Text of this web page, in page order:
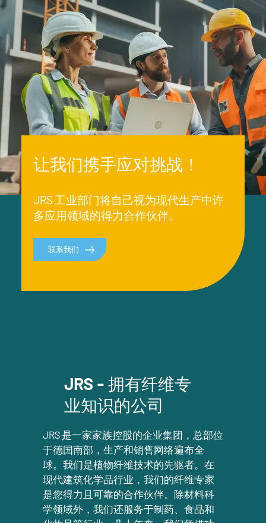
让我们携手应对挑战！
JRS 工业部门将自己视为现代生产中许
多应用领域的得力合作伙伴。
联系我们
JRS - 拥有纤维专
业知识的公司
JRS 是一家家族控股的企业集团，总部位
于德国南部，生产和销售网络遍布全
球。我们是植物纤维技术的先驱者。在
现代建筑化学品行业，我们的纤维专家
是您得力且可靠的合作伙伴。除材料科
学领域外，我们还服务于制药、食品和